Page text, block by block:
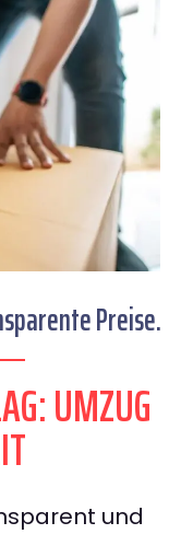
Preise.
UMZUG
und